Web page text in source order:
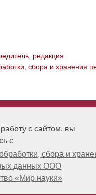
с сайтом, вы
с
сбора и
данных ООО
«Мир науки»
редакция
сбора и хранения
«World of science»,
размещенные на сайте,
о защите авторских
любых материалов
без
согласования с
Авторские права на